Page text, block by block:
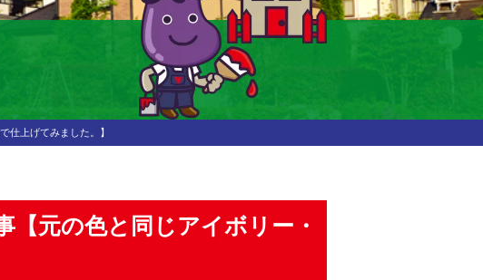
仕上げてみました。】
元の色と同じアイボリー・